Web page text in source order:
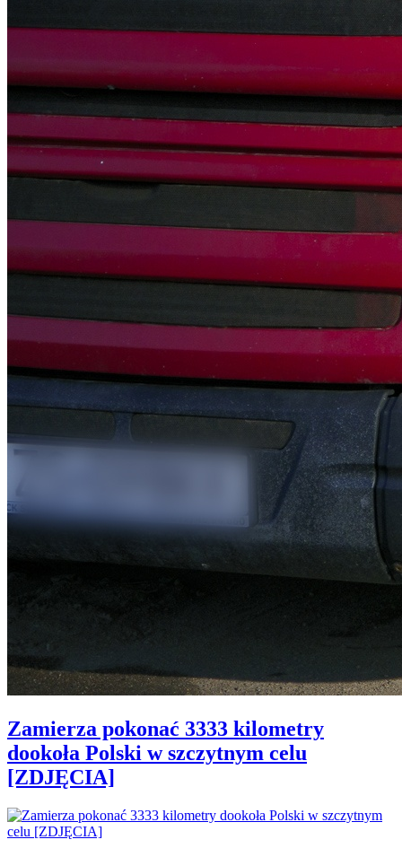
Zamierza pokonać 3333 kilometry
dookoła Polski w szczytnym celu
[ZDJĘCIA]